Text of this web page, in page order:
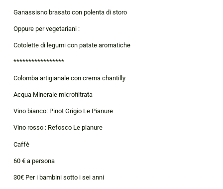
Ganassisno brasato con polenta di storo
Oppure per vegetariani :
Cotolette di legumi con patate aromatiche
*****************
Colomba artigianale con crema chantilly
Acqua Minerale microfiltrata
Vino bianco: Pinot Grigio Le Pianure
Vino rosso : Refosco Le pianure
Caffè
60 € a persona
30€ Per i bambini sotto i sei anni